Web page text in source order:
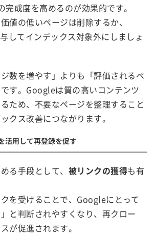
完成度を高めるのが効果的です。
値の低いページは削除するか、
してインデックス対象外にしましょ
数を増やす」よりも「評価されるペ
す。Googleは質の高いコンテンツ
ため、不要なページを整理すること
クス改善につながります。
活用して再登録を促す
る手段として、 被リンクの獲得も有
を受けることで、Googleにとって
」と判断されやすくなり、再クロー
が促進されます。